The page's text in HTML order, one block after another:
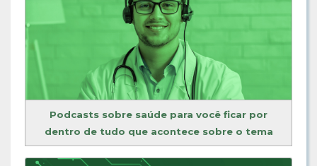
Podcasts sobre saúde para você ficar por
dentro de tudo que acontece sobre o tema